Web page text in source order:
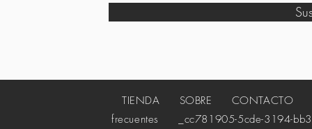
TIENDA SOBRE CONTACTO
frecuentes
_cc781905-5cde-3194-